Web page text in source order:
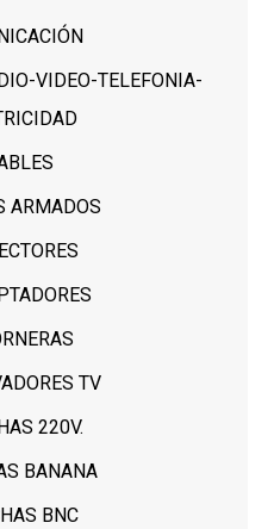
VIDEO-TELEFONIA-
ARMADOS
TV
220V.
BANANA
BNC